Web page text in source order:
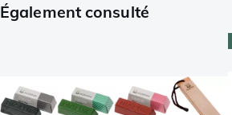
Également consulté